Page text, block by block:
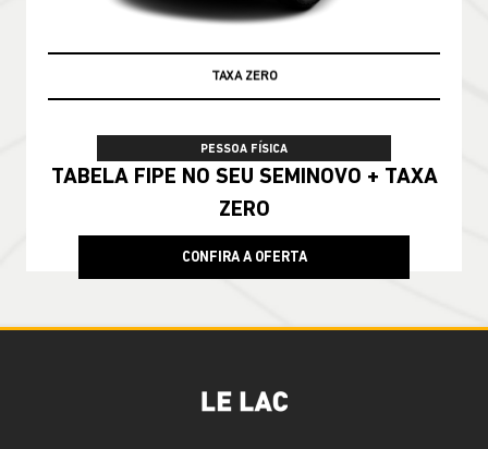
TABELA FIPE
PESSOA FÍSICA
TABELA FIPE NO SEU SEMINOVO + TAXA
ZERO
CONFIRA A OFERTA